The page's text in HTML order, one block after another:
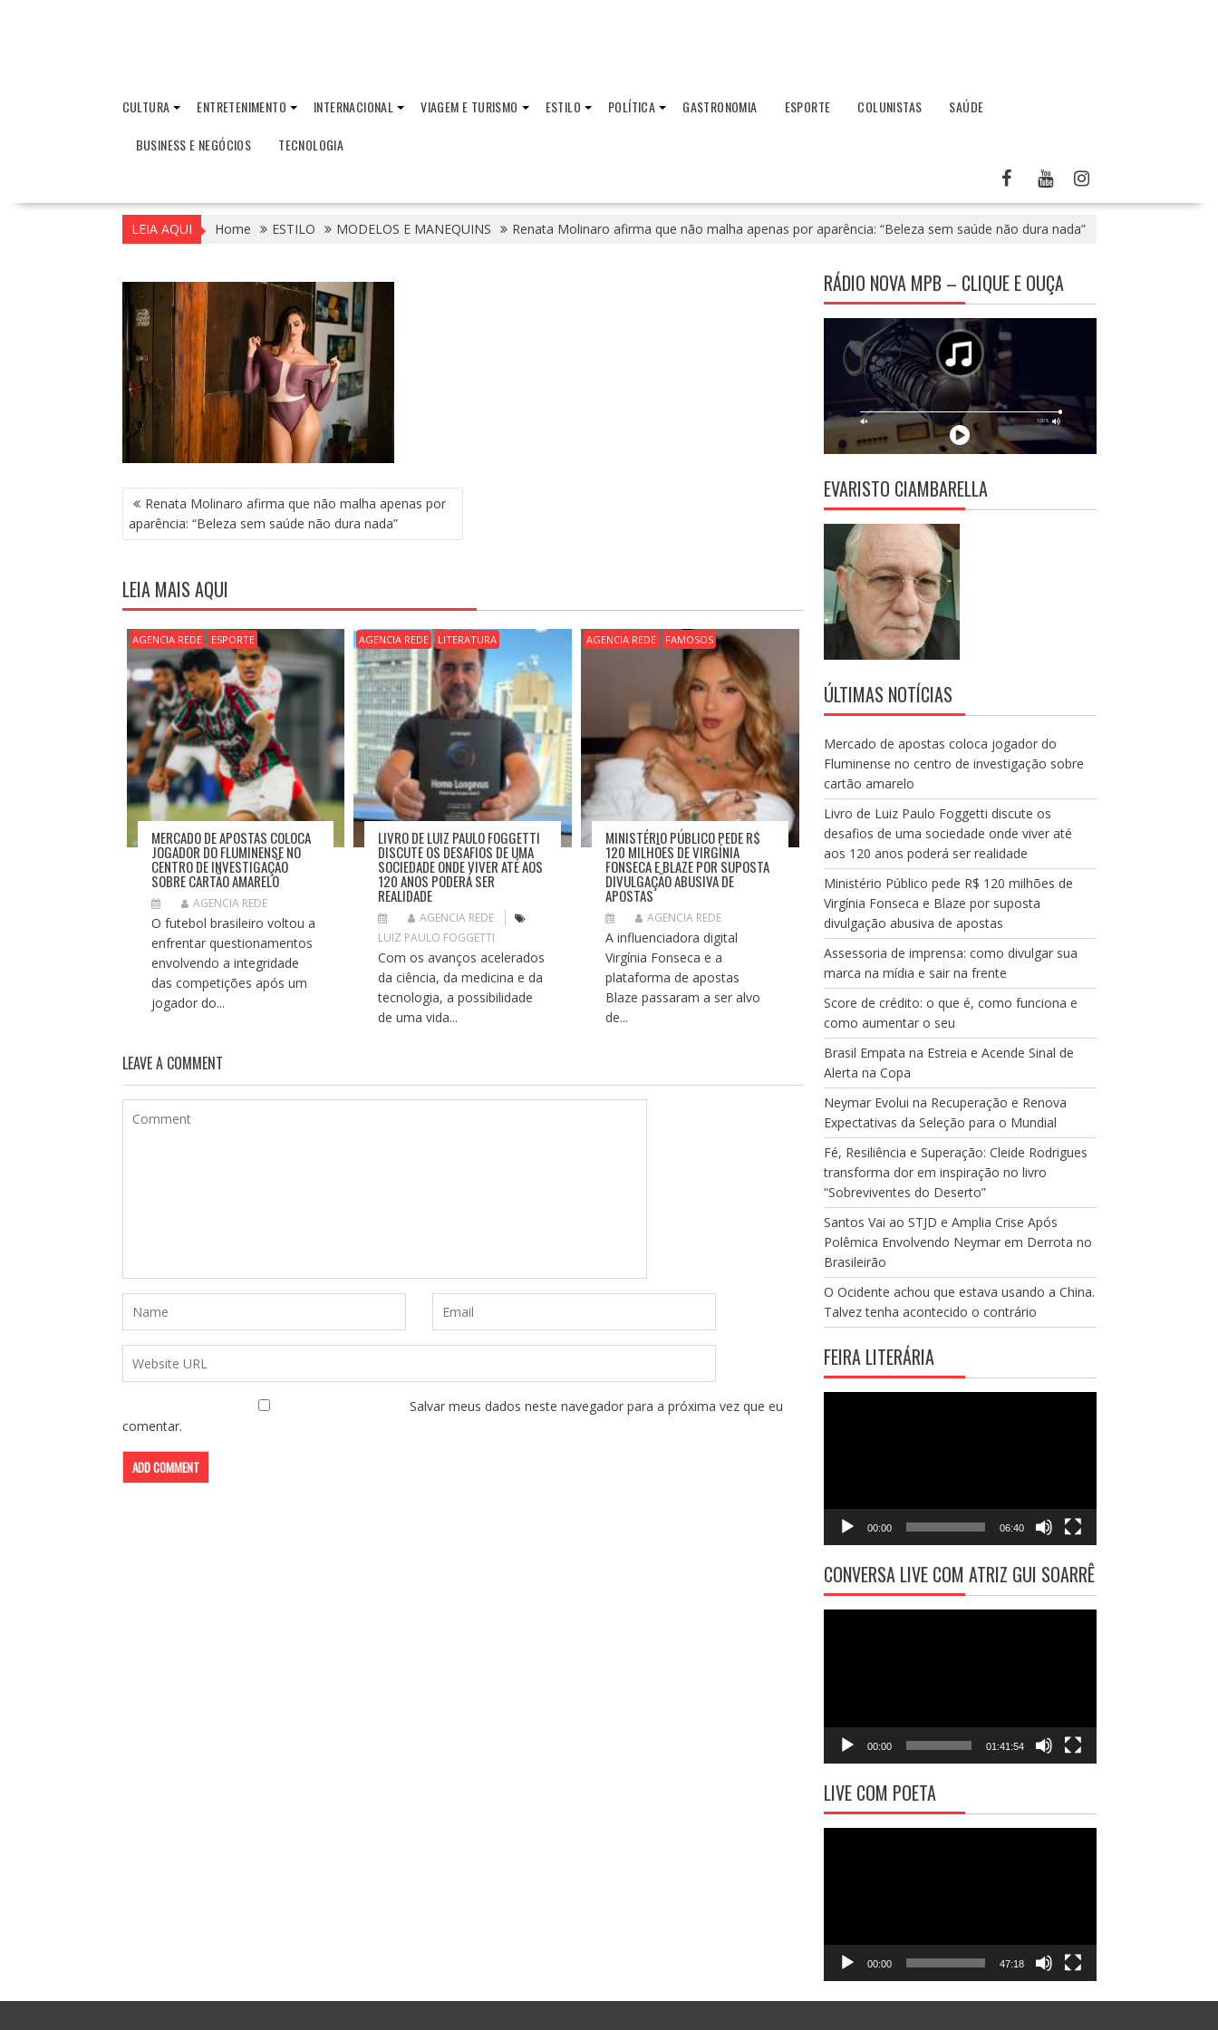
CULTURA ENTRETENIMENTO INTERNACIONAL VIAGEM E TURISMO ESTILO POLÍTICA GASTRONOMIA ESPORTE COLUNISTAS
SAÚDE
BUSINESS E NEGÓCIOS
TECNOLOGIA
LEIA AQUI Home ESTILO MODELOS E MANEQUINS Renata Molinaro afirma que não malha apenas por aparência: “Beleza sem saúde não dura nada”
N
A
V
G
A
Ç
Ã
O
D
E
P
O
S
T
Renata Molinaro afirma que não malha apenas por
aparência: “Beleza sem saúde não dura nada”
LEIA MAIS AQUI
AGENCIA REDE ESPORTE
MERCADO DE APOSTAS COLOCA
JOGADOR DO FLUMINENSE NO
CENTRO DE INVESTIGAÇÃO
SOBRE CARTÃO AMARELO
AGENCIA REDE
O futebol brasileiro voltou a
enfrentar questionamentos
envolvendo a integridade
das competições após um
jogador do...
AGENCIA REDE LITERATURA
LIVRO DE LUIZ PAULO FOGGETTI
DISCUTE OS DESAFIOS DE UMA
SOCIEDADE ONDE VIVER ATÉ AOS
120 ANOS PODERÁ SER
REALIDADE
AGENCIA REDE
LUIZ PAULO FOGGETTI
Com os avanços acelerados
da ciência, da medicina e da
tecnologia, a possibilidade
de uma vida...
AGENCIA REDE FAMOSOS
MINISTÉRIO PÚBLICO PEDE R$
120 MILHÕES DE VIRGÍNIA
FONSECA E BLAZE POR SUPOSTA
DIVULGAÇÃO ABUSIVA DE
APOSTAS
AGENCIA REDE
A influenciadora digital
Virgínia Fonseca e a
plataforma de apostas
Blaze passaram a ser alvo
de...
LEAVE A COMMENT
Salvar meus dados neste navegador para a próxima vez que eu
comentar.
RÁDIO NOVA MPB – CLIQUE E OUÇA
EVARISTO CIAMBARELLA
ÚLTIMAS NOTÍCIAS
Mercado de apostas coloca jogador do
Fluminense no centro de investigação sobre
cartão amarelo
Livro de Luiz Paulo Foggetti discute os
desafios de uma sociedade onde viver até
aos 120 anos poderá ser realidade
Ministério Público pede R$ 120 milhões de
Virgínia Fonseca e Blaze por suposta
divulgação abusiva de apostas
Assessoria de imprensa: como divulgar sua
marca na mídia e sair na frente
Score de crédito: o que é, como funciona e
como aumentar o seu
Brasil Empata na Estreia e Acende Sinal de
Alerta na Copa
Neymar Evolui na Recuperação e Renova
Expectativas da Seleção para o Mundial
Fé, Resiliência e Superação: Cleide Rodrigues
transforma dor em inspiração no livro
“Sobreviventes do Deserto”
Santos Vai ao STJD e Amplia Crise Após
Polêmica Envolvendo Neymar em Derrota no
Brasileirão
O Ocidente achou que estava usando a China.
Talvez tenha acontecido o contrário
FEIRA LITERÁRIA
00:00 06:40
CONVERSA LIVE COM ATRIZ GUI SOARRÊ
00:00 01:41:54
LIVE COM POETA
00:00 47:18